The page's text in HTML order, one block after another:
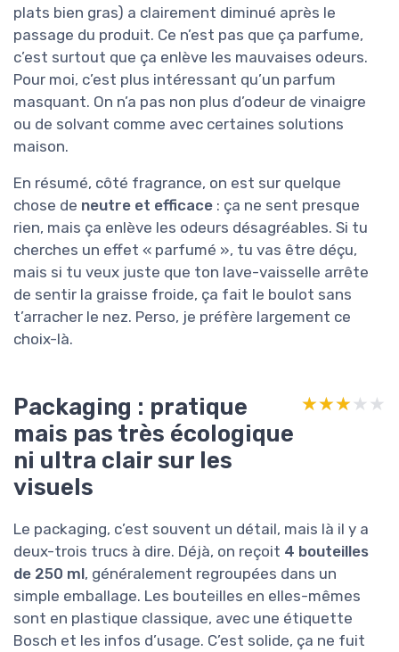
plats bien gras) a clairement diminué après le
passage du produit. Ce n’est pas que ça parfume,
c’est surtout que ça enlève les mauvaises odeurs.
Pour moi, c’est plus intéressant qu’un parfum
masquant. On n’a pas non plus d’odeur de vinaigre
ou de solvant comme avec certaines solutions
maison.
En résumé, côté fragrance, on est sur quelque
chose de neutre et efficace : ça ne sent presque
rien, mais ça enlève les odeurs désagréables. Si tu
cherches un effet « parfumé », tu vas être déçu,
mais si tu veux juste que ton lave-vaisselle arrête
de sentir la graisse froide, ça fait le boulot sans
t’arracher le nez. Perso, je préfère largement ce
choix-là.
Packaging : pratique
mais pas très écologique
ni ultra clair sur les
visuels
★★★★★
★★★★★
Le packaging, c’est souvent un détail, mais là il y a
deux-trois trucs à dire. Déjà, on reçoit 4 bouteilles
de 250 ml, généralement regroupées dans un
simple emballage. Les bouteilles en elles-mêmes
sont en plastique classique, avec une étiquette
Bosch et les infos d’usage. C’est solide, ça ne fuit